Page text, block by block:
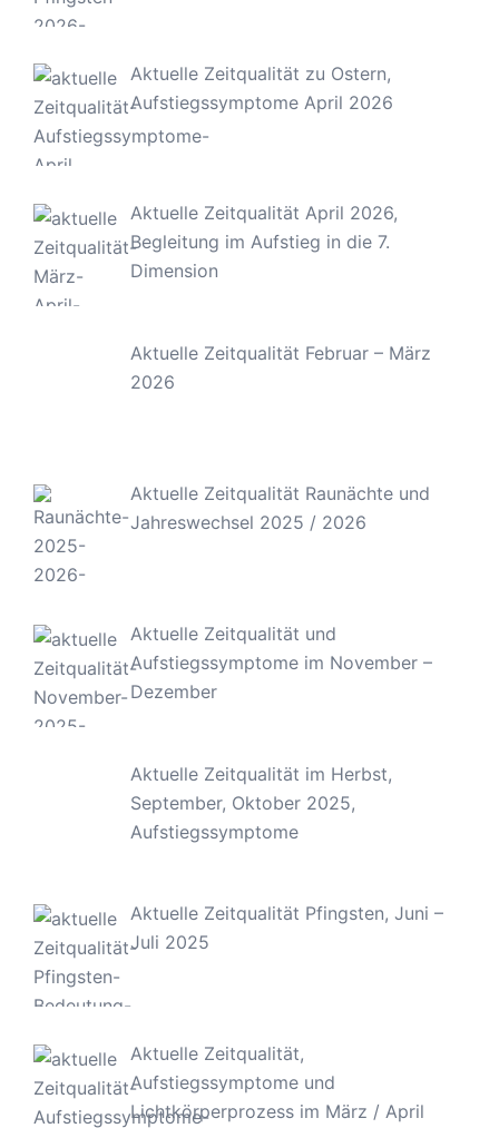
Aktuelle Zeitqualität zu Ostern,
Aufstiegssymptome April 2026
Aktuelle Zeitqualität April 2026,
Begleitung im Aufstieg in die 7.
Dimension
Aktuelle Zeitqualität Februar – März
2026
Aktuelle Zeitqualität Raunächte und
Jahreswechsel 2025 / 2026
Aktuelle Zeitqualität und
Aufstiegssymptome im November –
Dezember
Aktuelle Zeitqualität im Herbst,
September, Oktober 2025,
Aufstiegssymptome
Aktuelle Zeitqualität Pfingsten, Juni –
Juli 2025
Aktuelle Zeitqualität,
Aufstiegssymptome und
Lichtkörperprozess im März / April